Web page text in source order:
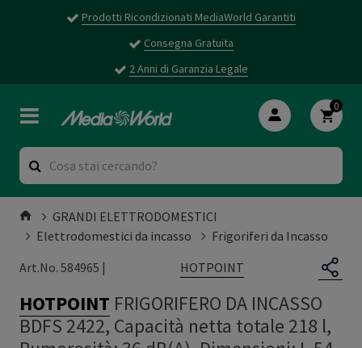
Prodotti Ricondizionati MediaWorld Garantiti
Consegna Gratuita
2 Anni di Garanzia Legale
0
GRANDI ELETTRODOMESTICI
Elettrodomestici da incasso
Frigoriferi da Incasso
Art.No. 584965 |
HOTPOINT
HOTPOINT FRIGORIFERO DA INCASSO
BDFS 2422, Capacità netta totale 218 l,